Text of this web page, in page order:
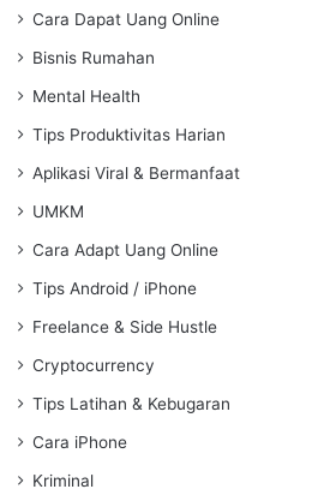
Cara Dapat Uang Online
Bisnis Rumahan
Mental Health
Tips Produktivitas Harian
Aplikasi Viral & Bermanfaat
UMKM
Cara Adapt Uang Online
Tips Android / iPhone
Freelance & Side Hustle
Cryptocurrency
Tips Latihan & Kebugaran
Cara iPhone
Kriminal